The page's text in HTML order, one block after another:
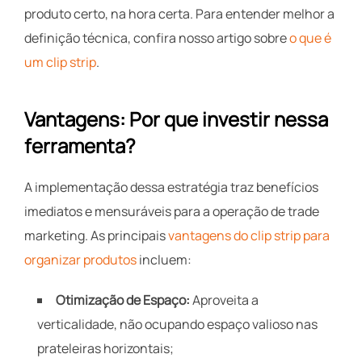
produto certo, na hora certa. Para entender melhor a
definição técnica, confira nosso artigo sobreo que é
um clip strip.
Vantagens: Por que investir nessa
ferramenta?
A implementação dessa estratégia traz benefícios
imediatos e mensuráveis para a operação de trade
marketing. As principaisvantagens do clip strip para
organizar produtosincluem:
Otimização de Espaço:Aproveita a
verticalidade, não ocupando espaço valioso nas
prateleiras horizontais;